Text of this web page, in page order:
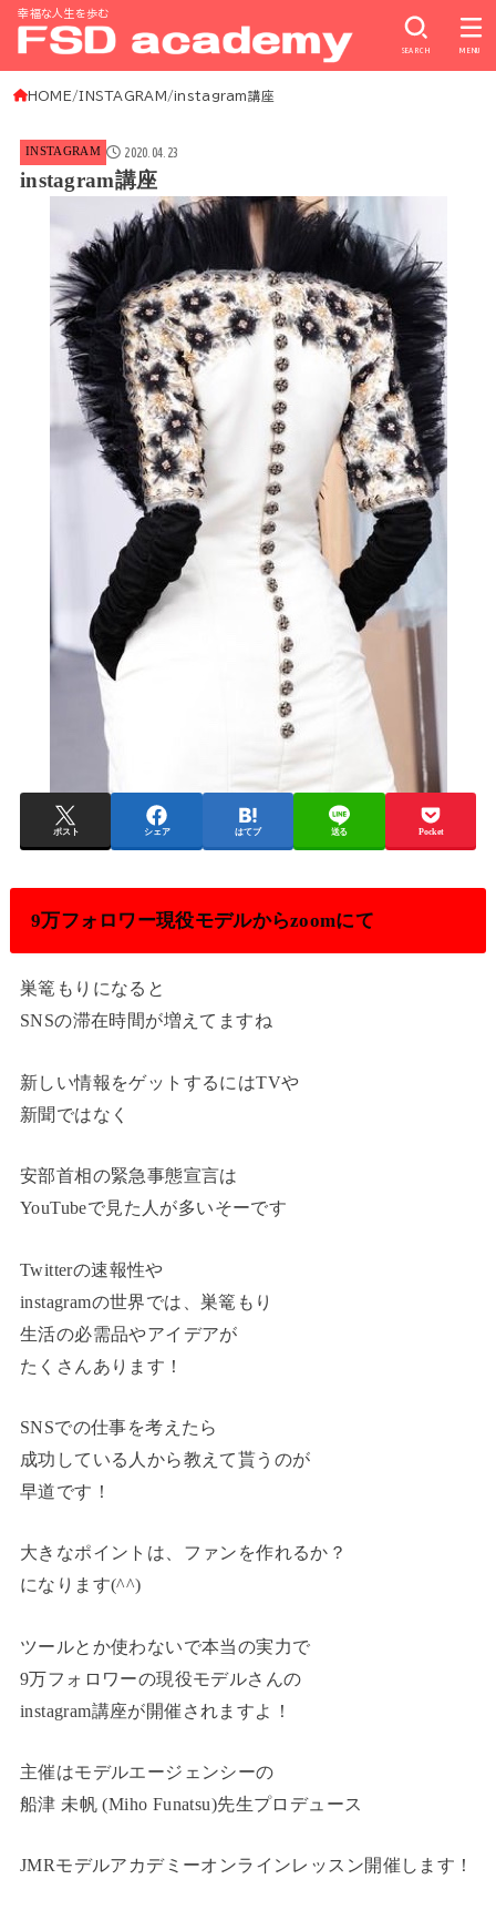
幸福な人生を歩む
SEARCH MENU
HOME INSTAGRAM instagram講座
INSTAGRAM 2020.04.23
instagram講座
ポスト シェア はてブ 送る Pocket
9万フォロワー現役モデルからzoomにて
巣篭もりになると
SNSの滞在時間が増えてますね
新しい情報をゲットするにはTVや
新聞ではなく
安部首相の緊急事態宣言は
YouTubeで見た人が多いそーです
Twitterの速報性や
instagramの世界では、巣篭もり
生活の必需品やアイデアが
たくさんあります！
SNSでの仕事を考えたら
成功している人から教えて貰うのが
早道です！
大きなポイントは、ファンを作れるか？
になります(^^)
ツールとか使わないで本当の実力で
9万フォロワーの現役モデルさんの
instagram講座が開催されますよ！
主催はモデルエージェンシーの
船津 未帆 (Miho Funatsu)先生プロデュース
JMRモデルアカデミーオンラインレッスン開催します！